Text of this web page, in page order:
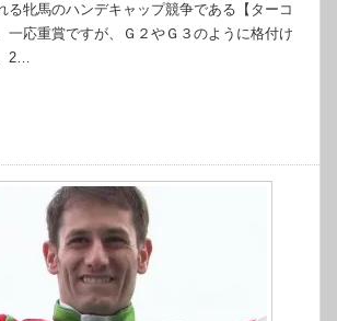
る牝馬のハンデキャップ競争である【ターコ
一応重賞ですが、Ｇ２やＧ３のように格付け
2…